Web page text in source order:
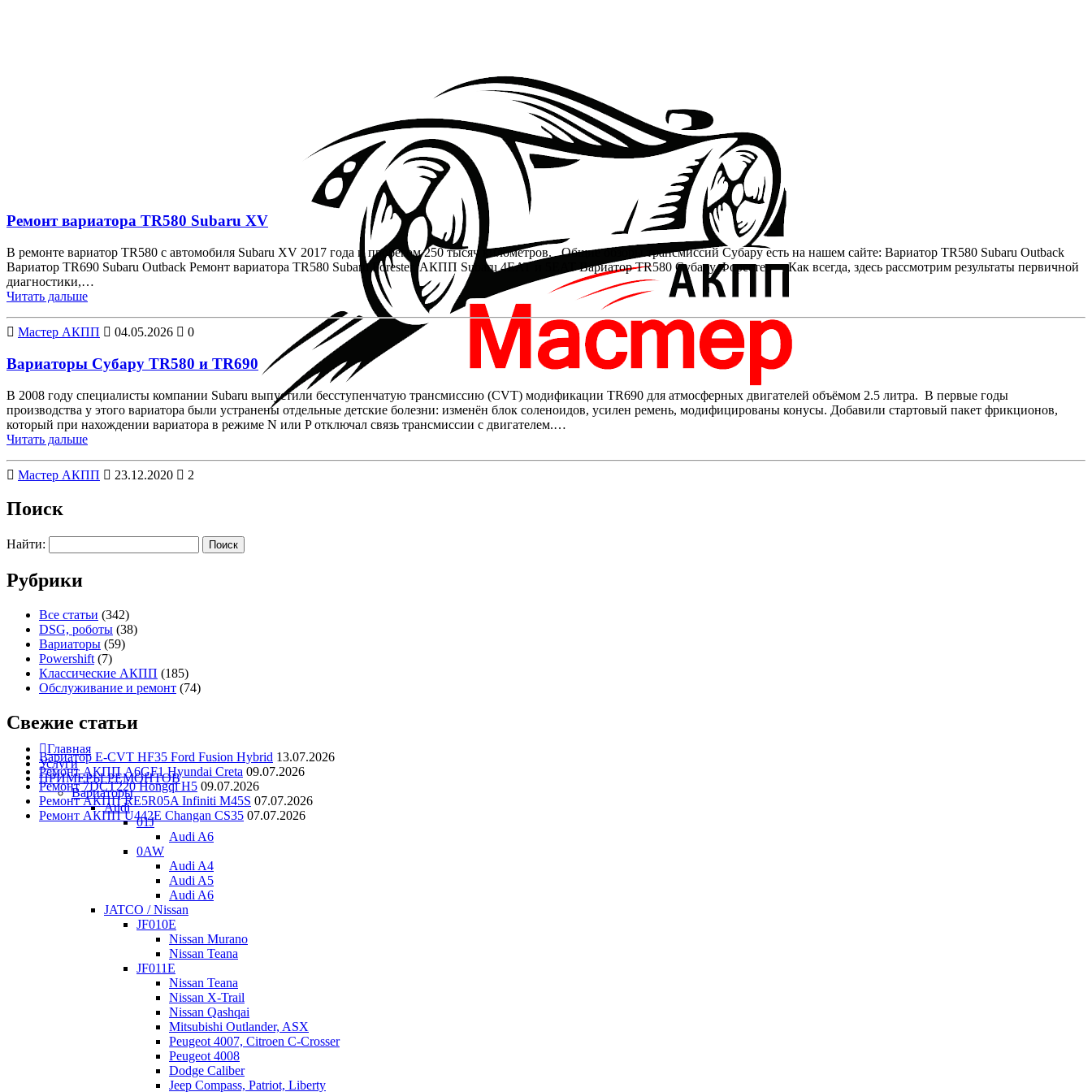
Главная
Услуги
ПРИМЕРЫ РЕМОНТОВ
Вариаторы
Audi
01J
Audi A6
0AW
Audi A4
Audi A5
Audi A6
JATCO / Nissan
JF010E
Nissan Murano
Nissan Teana
JF011E
Nissan Teana
Nissan X-Trail
Nissan Qashqai
Mitsubishi Outlander, ASX
Peugeot 4007, Citroen C-Crosser
Peugeot 4008
Dodge Caliber
Jeep Compass, Patriot, Liberty
Ремонт вариатора TR580 Subaru XV
В ремонте вариатор TR580 с автомобиля Subaru XV 2017 года и пробегом 250 тысяч километров. Общие обзоры трансмиссий Субару есть на нашем сайте: Вариатор TR580 Subaru Outback
Вариатор TR690 Subaru Outback Ремонт вариатора TR580 Subaru Forester. АКПП Subaru 4EAT и 5EAT Вариатор TR580 Субару Форестер Как всегда, здесь рассмотрим результаты первичной
диагностики,…
Читать дальше
Мастер АКПП 04.05.2026 0
Вариаторы Субару TR580 и TR690
В 2008 году специалисты компании Subaru выпустили бесступенчатую трансмиссию (CVT) модификации TR690 для атмосферных двигателей объёмом 2.5 литра. В первые годы
производства у этого вариатора были устранены отдельные детские болезни: изменён блок соленоидов, усилен ремень, модифицированы конусы. Добавили стартовый пакет фрикционов,
который при нахождении вариатора в режиме N или P отключал связь трансмиссии с двигателем.…
Читать дальше
Мастер АКПП 23.12.2020 2
Поиск
Найти:
Рубрики
Все статьи (342)
DSG, роботы (38)
Вариаторы (59)
Powershift (7)
Классические АКПП (185)
Обслуживание и ремонт (74)
Свежие статьи
Вариатор E-CVT HF35 Ford Fusion Hybrid 13.07.2026
Ремонт АКПП A6GF1 Hyundai Creta 09.07.2026
Ремонт 7DCT220 Hongqi H5 09.07.2026
Ремонт АКПП RE5R05A Infiniti M45S 07.07.2026
Ремонт АКПП U442E Changan CS35 07.07.2026